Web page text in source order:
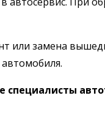
или замена
специалисты